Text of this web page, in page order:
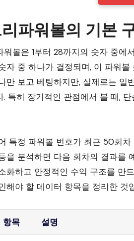
파워볼의 기본
워볼은 1부터 28까지의 숫자 중에
자 중 하나가 결정되며, 이 파워
만 보고 베팅하지만, 실제로는 일
. 특히 장기적인 관점에서 볼 때,
특정 파워볼 번호가 최근 50회
을 분석하면 다음 회차의 결과를
화하고 안정적인 수익 구조를 만
해야 할 데이터 항목을 정리한 것
항목 설명